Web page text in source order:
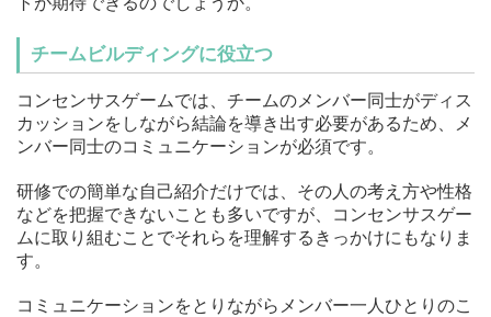
チームビルディングに役立つ
コンセンサスゲームでは、チームのメンバー同士がディス
カッションをしながら結論を導き出す必要があるため、メ
ンバー同士のコミュニケーションが必須です。
研修での簡単な自己紹介だけでは、その人の考え方や性格
などを把握できないことも多いですが、コンセンサスゲー
ムに取り組むことでそれらを理解するきっかけにもなりま
す。
コミュニケーションをとりながらメンバー一人ひとりのこ